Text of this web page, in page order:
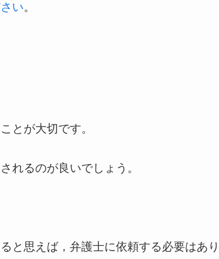
い。
とが大切です。
れるのが良いでしょう。
と思えば，弁護士に依頼する必要はあ